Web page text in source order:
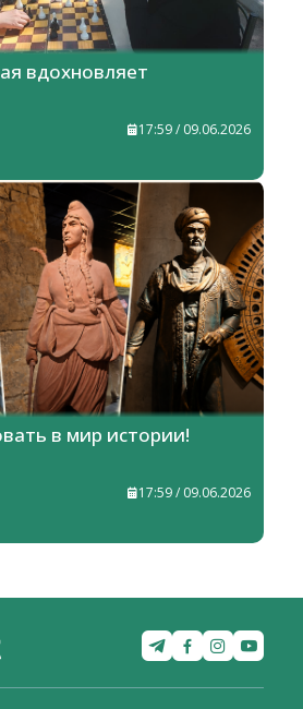
вдохновляет
17:59 / 09.06.2026
в мир истории!
17:59 / 09.06.2026